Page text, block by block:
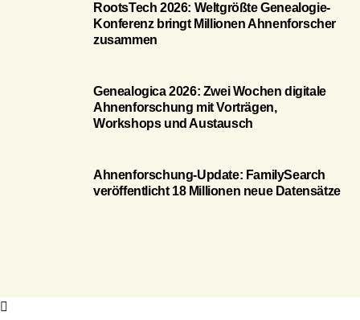
RootsTech 2026: Weltgrößte Genealogie-
Konferenz bringt Millionen Ahnenforscher
zusammen
Genealogica 2026: Zwei Wochen digitale
Ahnenforschung mit Vorträgen,
Workshops und Austausch
Ahnenforschung-Update: FamilySearch
veröffentlicht 18 Millionen neue Datensätze